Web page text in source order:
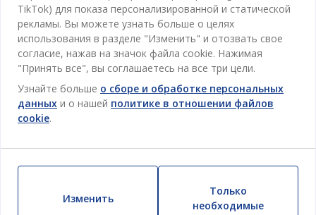
Хранение
Шторы
Для Сада
Товары для дома
Пользовательское соглашение
Гарантия цены
Гарантия на продукт
Политика конфиденциальности
Скидочная карта
Преимущества для клиентов
JYSK.com
Пресса
Вакансии
Новостная рассылка
Вдохновение
JYSK BUSINESS TO BUSINESS
Полезные ссылки
Устойчивое развитие
ОФИС
TAROL-DD S.R.L. ул.Юбилейная, 41A мун. Кишинёв,
Республика Молдова
JYSK BUSINESS TO BUSINESS (B2B)
Продажи и работа с юридическими лицами
Телефон: 060 531 531
E-mail: jysk@jysk.md
JYSK ОБСЛУЖИВАНИЕ КЛИЕНТОВ
Контактный центр для клиентов
Телефон: 022 022 030
E-mail: support@jysk.md
Следите за Jysk
TikTok) для показа персонализированной и статической
рекламы. Вы можете узнать больше о целях
использования в разделе "Изменить" и отозвать свое
согласие, нажав на значок файла cookie. Нажимая
"Принять все", вы соглашаетесь на все три цели.
Узнайте больше о сборе и обработке персональных
данных и о нашей политике в отношении файлов
cookie.
Изменить
Только
необходимые